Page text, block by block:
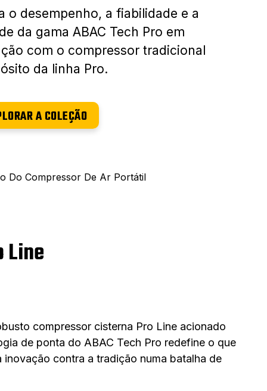
o desempenho, a fiabilidade e a
da gama ABAC Tech Pro em
com o compressor tradicional
da linha Pro.
A COLEÇÃO
Do Compressor De Ar Portátil
Line
compressor cisterna Pro Line acionado
de ponta do ABAC Tech Pro redefine o que
contra a tradição numa batalha de